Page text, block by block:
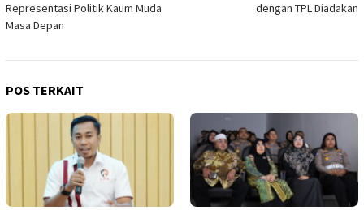
Representasi Politik Kaum Muda
Masa Depan
dengan TPL Diadakan
POS TERKAIT